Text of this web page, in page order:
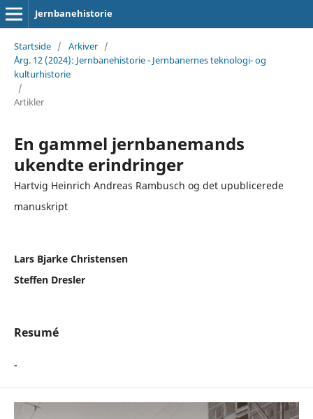
Jernbanehistorie
Startside / Arkiver /
Årg. 12 (2024): Jernbanehistorie - Jernbanernes teknologi- og
kulturhistorie
/
Artikler
En gammel jernbanemands
ukendte erindringer
Hartvig Heinrich Andreas Rambusch og det upublicerede
manuskript
Lars Bjarke Christensen
Steffen Dresler
Resumé
-